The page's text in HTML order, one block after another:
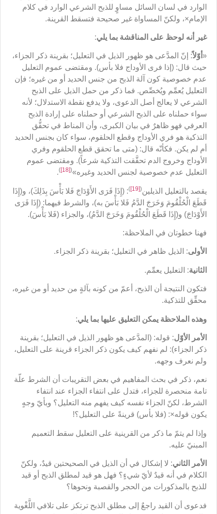
الوارد في لسان السائل مساوٍ للذبح الشرعي الوارد في كلام
الإمام×، ولكنّ المساواة غير صحيحة فتسقط القرينة.
غير أنه لوحظ على المناقشة بما يلي:
« أوّلاً: إنّ المدَّعى هو ظهور الذيل في التعليل؛ بقرينة ذكر الجزاء،
حيث قال: (إذا فرى الأوداج فلا بأس). ومقتضى عموم التعليل
عدم خصوصية كون آلة الذبح من جنس الحديد أو من غيره؛ فإن
التعليل يُعمِّم ويُخصِّص. فما ذكر من حمل الذيل على الذبح
الشرعي لا يعالج أصل الدعوى، ولا يدفع نقطة الاستدلال؛ لأنه
سواء حملناه على الذبح الشرعي أو حملناه على إرادة الذبح
العرفي فهو ظاهرٌ في بيان الكبرى، وأن المناط في تحقُّق
التذكية هو فري الأوداج وقطع الحلقوم، سواء كان بجنس الحديد
أم لم يكن. فكأنّه قال: (متى ما تحقق قطع الحلقوم وفري
الأوداج وخروج الدم تحقَّقت التذكية شرعاً). ومقتضى عموم
التعليل عدم خصوصية لجنس الحديد وغيره»(
[18]
)
.
يقصد بالتعليل الذيلين(
[19]
): (إِذَا فَرَى الأَوْدَاجَ فَلا بَأْسَ بِذَلِكَ)، و(إِذَا
قَطَعَ الْحُلْقُومَ وَخَرَجَ الدَّمُ فَلا بَأْسَ به)، والشرط فيهما: (إِذَا فَرَى
الأَوْدَاجَ) و(إِذَا قَطَعَ الْحُلْقُومَ وَخَرَجَ الدَّمُ)، والجزاء (فَلا بَأْسَ).
فهنا خطوتان في الملاحظة:
الأولى: الذيل ظاهر في التعليل؛ بقرينة ذكر الجزاء.
الثانية: التعليل يعمِّم.
فتكون النتيجة أن الذبح، أعمّ من كونه بآلةٍ من حديد أو من غيره،
محقِّق للتذكية.
وهذه الملاحظة يمكن التعليق عليها بما يلي:
الأمر الأوّل: قوله: (المدَّعى هو ظهور الذيل في التعليل؛ بقرينة
ذكر الجزاء): لم نفهم كيف يكون ذكر الجزاء قرينة على التعليل،
ولم نعرف وجهه.
نعم، ذكر في بحث المفاهيم في بعض التقريبات أن الشرط علّة
تامة منحصرة للجزاء، فتدل على انتفاء الجزاء عند انتفاء
الشرط، لكنّ الجزاء نفسه كيف يفهم منه التعليل؟ وبأيّ وجهٍ
يكون قوله×: (فلا بأس) قرينةً على التعليل؟!
وإذا لم يتمّ ما ذكر من القرينية على التعليل سقط التعميم
المبنيّ عليه.
الأمر الثاني: لا إشكال في أن الذيل في الصحيحتين قيدٌ، ولكنّ
الكلام في أنه قيدٌ لأيّ شيءٍ؟ فهل هو قيد لمطلق الذبح أو قيد
للذبح بالمذكورات من الحجر والقصبة ونحوها؟
فدعوى أن القيد راجعٌ إلى مطلق الذبح ترتكز على تلافي اللَّغْوية